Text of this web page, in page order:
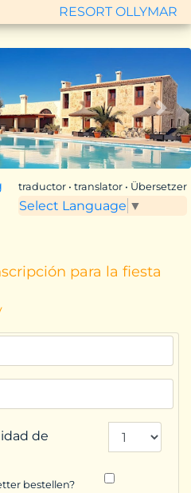
RESORT OLLYMAR
Vor
traductor • translator • Übersetzer
Select Language ▼
para la fiesta
de
bestellen?